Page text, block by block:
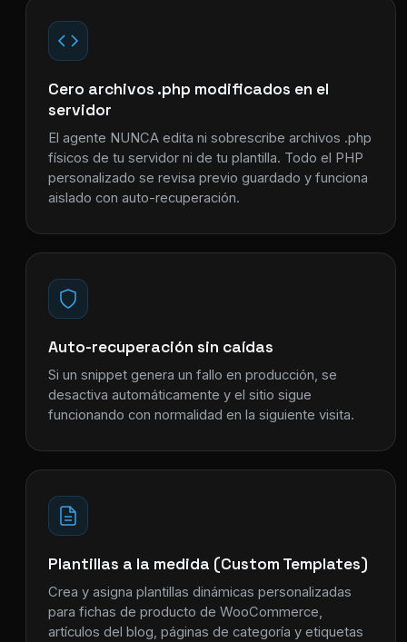
Cero archivos .php modificados en el
servidor
El agente NUNCA edita ni sobrescribe archivos .php
físicos de tu servidor ni de tu plantilla. Todo el PHP
personalizado se revisa previo guardado y funciona
aislado con auto-recuperación.
Auto-recuperación sin caídas
Si un snippet genera un fallo en producción, se
desactiva automáticamente y el sitio sigue
funcionando con normalidad en la siguiente visita.
Plantillas a la medida (Custom Templates)
Crea y asigna plantillas dinámicas personalizadas
para fichas de producto de WooCommerce,
artículos del blog, páginas de categoría y etiquetas